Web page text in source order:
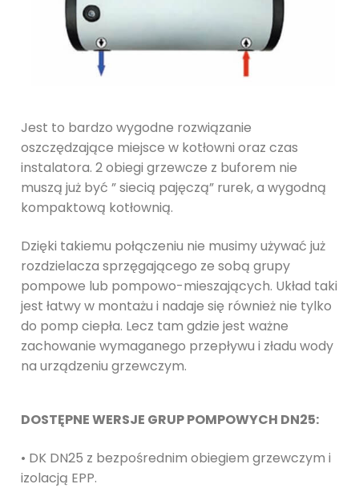
Jest to bardzo wygodne rozwiązanie
oszczędzające miejsce w kotłowni oraz czas
instalatora. 2 obiegi grzewcze z buforem nie
muszą już być ” siecią pajęczą” rurek, a wygodną
kompaktową kotłownią.
Dzięki takiemu połączeniu nie musimy używać już
rozdzielacza sprzęgającego ze sobą grupy
pompowe lub pompowo-mieszających. Układ taki
jest łatwy w montażu i nadaje się również nie tylko
do pomp ciepła. Lecz tam gdzie jest ważne
zachowanie wymaganego przepływu i zładu wody
na urządzeniu grzewczym.
DOSTĘPNE WERSJE GRUP POMPOWYCH DN25:
• DK DN25 z bezpośrednim obiegiem grzewczym i
izolacją EPP.